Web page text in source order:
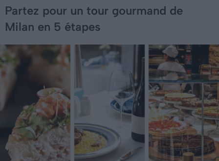
Partez pour un tour gourmand de
Milan en 5 étapes